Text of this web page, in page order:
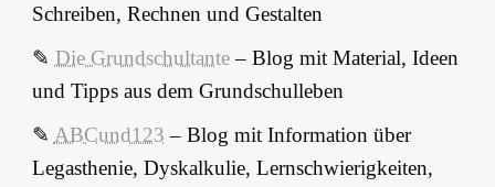
Schreiben, Rechnen und Gestalten
✎ Die Grundschultante– Blog mit Material, Ideen
und Tipps aus dem Grundschulleben
✎ ABCund123 – Blog mit Information über
Legasthenie, Dyskalkulie, Lernschwierigkeiten,